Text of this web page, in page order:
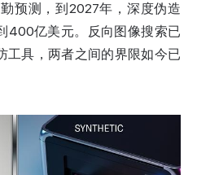
预测，到2027年，深度伪造
400亿美元。反向图像搜索已
工具，两者之间的界限如今已